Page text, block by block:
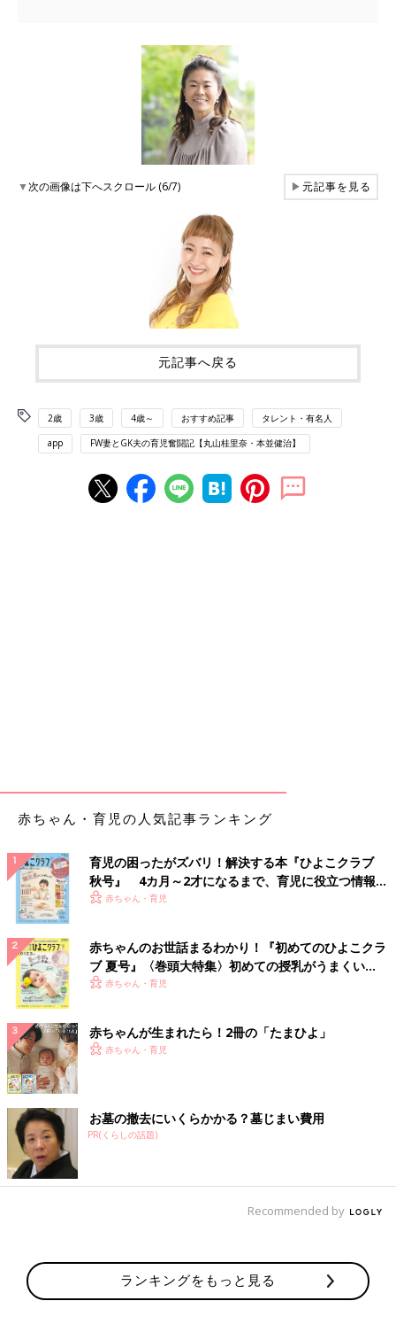
▼次の画像は下へスクロール (6/7) ▶元記事を見る
元記事へ戻る
2歳 3歳 4歳～ おすすめ記事 タレント・有名人
app FW妻とGK夫の育児奮闘記【丸山桂里奈・本並健治】
赤ちゃん・育児の人気記事ランキング
育児の困ったがズバリ！解決する本『ひよこクラブ
秋号』 4カ月～2才になるまで、育児に役立つ情報が
いっぱい！
赤ちゃん・育児
赤ちゃんのお世話まるわかり！『初めてのひよこクラ
ブ 夏号』〈巻頭大特集〉初めての授乳がうまくい
く！ おっぱい・ミルクの基本と夏のトラブル 解決テ
赤ちゃん・育児
赤ちゃんが生まれたら！2冊の「たまひよ」
赤ちゃん・育児
お墓の撤去にいくらかかる？墓じまい費用
PR(くらしの話題)
Recommended by
ランキングをもっと見る